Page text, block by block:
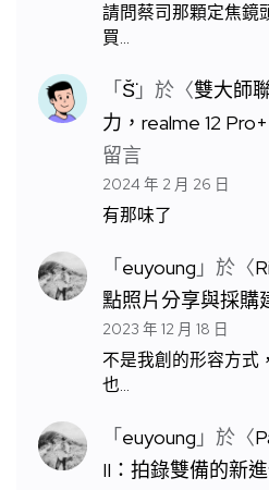
請問蔡司那顆定焦鏡
買…
「S̆̈」於〈雙大師
力，realme 12
留言
2024 年 2 月 26 日
有那味了
「euyoung 」於〈
點照片分享與採購
2023 年 12 月 18 日
不是我創的形容方式
也…
「euyoung 」於〈
II：拍錄雙備的新